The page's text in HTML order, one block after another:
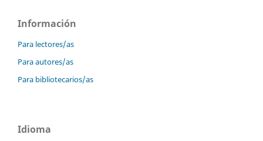
Información
Para lectores/as
Para autores/as
Para bibliotecarios/as
Idioma